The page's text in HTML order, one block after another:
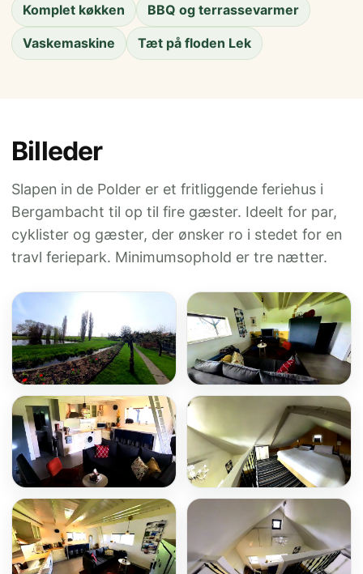
Komplet køkken BBQ og terrassevarmer
Vaskemaskine Tæt på floden Lek
Billeder
Slapen in de Polder er et fritliggende feriehus i
Bergambacht til op til fire gæster. Ideelt for par,
cyklister og gæster, der ønsker ro i stedet for en
travl feriepark. Minimumsophold er tre nætter.